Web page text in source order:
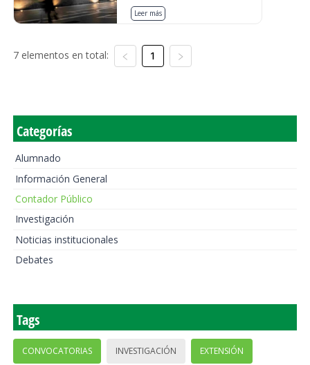
Leer más
7 elementos en total: 1
Categorías
Alumnado
Información General
Contador Público
Investigación
Noticias institucionales
Debates
Tags
CONVOCATORIAS INVESTIGACIÓN EXTENSIÓN